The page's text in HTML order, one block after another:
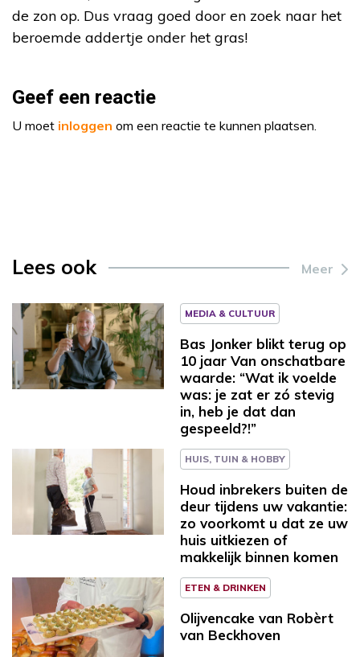
de zon op. Dus vraag goed door en zoek naar het
beroemde addertje onder het gras!
Geef een reactie
U moet inloggen om een reactie te kunnen plaatsen.
Lees ook Meer
MEDIA & CULTUUR
Bas Jonker blikt terug op
10 jaar Van onschatbare
waarde: “Wat ik voelde
was: je zat er zó stevig
in, heb je dat dan
gespeeld?!”
HUIS, TUIN & HOBBY
Houd inbrekers buiten de
deur tijdens uw vakantie:
zo voorkomt u dat ze uw
huis uitkiezen of
makkelijk binnen komen
ETEN & DRINKEN
Olijvencake van Robèrt
van Beckhoven